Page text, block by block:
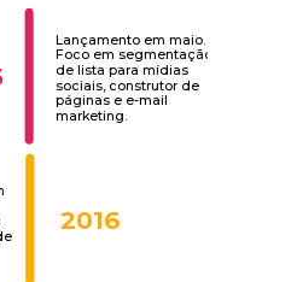
Lançamento em maio.
Foco em segmentação
de lista para mídias
sociais, construtor de
páginas e e-mail
marketing.
2016